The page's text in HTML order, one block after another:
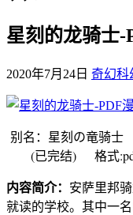
星刻的龙骑士-
2020年7月24日 奇幻科
别名：星刻の竜骑
(已完结) 格式
内容简介： 安萨里邦
就读的学校。其中一